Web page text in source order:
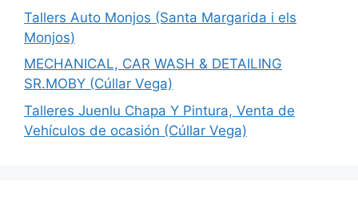
Tallers Auto Monjos (Santa Margarida i els
Monjos)
MECHANICAL, CAR WASH & DETAILING
SR.MOBY (Cúllar Vega)
Talleres Juenlu Chapa Y Pintura, Venta de
Vehículos de ocasión (Cúllar Vega)